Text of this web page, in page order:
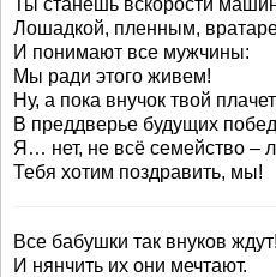
Ты станешь вскорости
Лошадкой, пленным,
И понимают все мужчины:
Мы ради этого живем!
Ну, а пока внучок твой плачет
В преддверье будущих
Я… нет, не всё семейство –
Тебя хотим поздравить, мы!
Все бабушки так внуков ждут!
И нянчить их они мечтают.